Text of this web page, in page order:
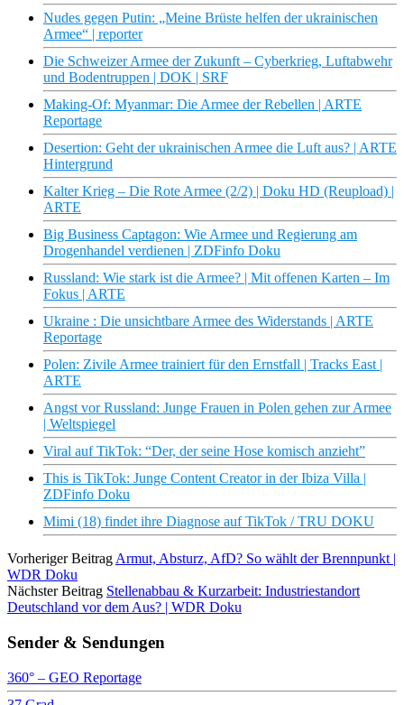
Nudes gegen Putin: „Meine Brüste helfen der ukrainischen
Armee“ | reporter
Die Schweizer Armee der Zukunft – Cyberkrieg, Luftabwehr
und Bodentruppen | DOK | SRF
Making-Of: Myanmar: Die Armee der Rebellen | ARTE
Reportage
Desertion: Geht der ukrainischen Armee die Luft aus? | ARTE
Hintergrund
Kalter Krieg – Die Rote Armee (2/2) | Doku HD (Reupload) |
ARTE
Big Business Captagon: Wie Armee und Regierung am
Drogenhandel verdienen | ZDFinfo Doku
Russland: Wie stark ist die Armee? | Mit offenen Karten – Im
Fokus | ARTE
Ukraine : Die unsichtbare Armee des Widerstands | ARTE
Reportage
Polen: Zivile Armee trainiert für den Ernstfall | Tracks East |
ARTE
Angst vor Russland: Junge Frauen in Polen gehen zur Armee
| Weltspiegel
Viral auf TikTok: “Der, der seine Hose komisch anzieht”
This is TikTok: Junge Content Creator in der Ibiza Villa |
ZDFinfo Doku
Mimi (18) findet ihre Diagnose auf TikTok / TRU DOKU
Vorheriger Beitrag Armut, Absturz, AfD? So wählt der Brennpunkt |
WDR Doku
Nächster Beitrag Stellenabbau & Kurzarbeit: Industriestandort
Deutschland vor dem Aus? | WDR Doku
Sender & Sendungen
360° – GEO Reportage